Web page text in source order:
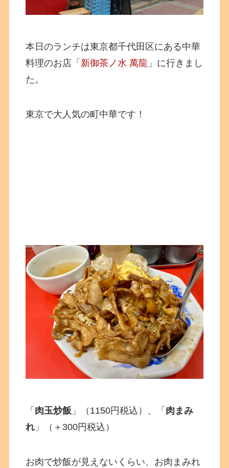
本日のランチは東京都千代田区にある中華
料理のお店「 新御茶ノ水 萬龍 」に行きまし
た。
東京で大人気の町中華です！
「 肉玉炒飯 」（1150円税込）、「 肉まみ
れ 」（＋300円税込）
お肉で炒飯が見えないくらい、お肉まみれ